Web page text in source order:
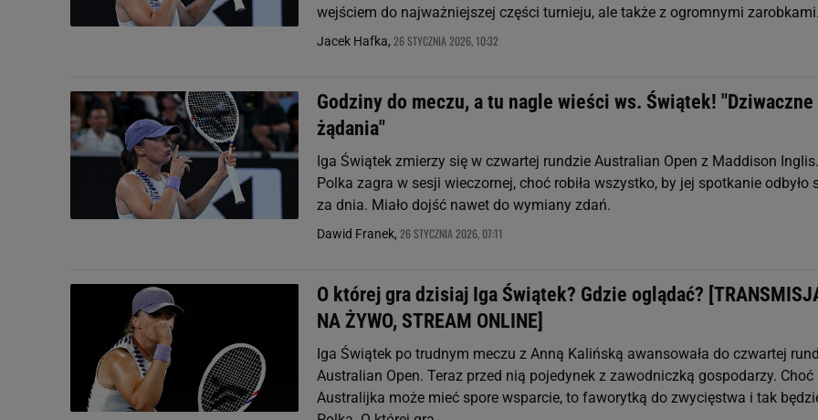
wejściem do najważniejszej części turnieju, ale także z ogromnymi zarobkami.
Jacek Hafka, 26 STYCZNIA 2026, 10:32
Godziny do meczu, a tu nagle wieści ws. Świątek! "Dziwaczne
żądania"
Iga Świątek zmierzy się w czwartej rundzie Australian Open z Maddison Inglis.
Polka zagra w sesji wieczornej, choć robiła wszystko, by jej spotkanie odbyło
za dnia. Miało dojść nawet do wymiany zdań.
Dawid Franek, 26 STYCZNIA 2026, 07:11
O której gra dzisiaj Iga Świątek? Gdzie oglądać?
NA ŻYWO, STREAM ONLINE]
Iga Świątek po trudnym meczu z Anną Kalińską awansowała do czwartej
Australian Open. Teraz przed nią pojedynek z zawodniczką gospodarzy. Choć
Australijka może mieć spore wsparcie, to faworytką do zwycięstwa i tak